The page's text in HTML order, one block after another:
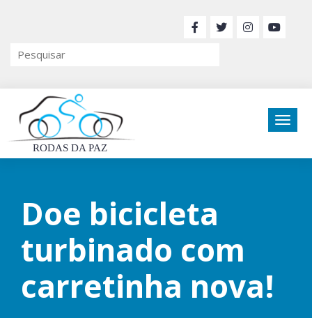
RODAS DA PAZ
Doe bicicleta
turbinado com
carretinha nova!